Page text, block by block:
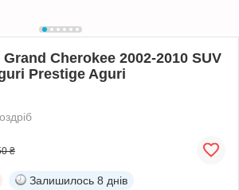
Cherokee 2002-2010 SUV
Prestige Aguri
₴
Залишилось 8 днів